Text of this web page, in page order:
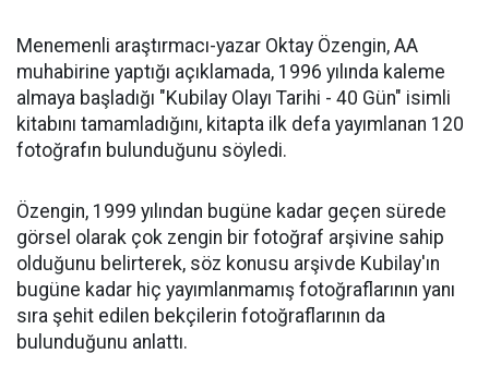
Menemenli araştırmacı-yazar Oktay Özengin, AA
muhabirine yaptığı açıklamada, 1996 yılında kaleme
almaya başladığı "Kubilay Olayı Tarihi - 40 Gün" isimli
kitabını tamamladığını, kitapta ilk defa yayımlanan 120
fotoğrafın bulunduğunu söyledi.
Özengin, 1999 yılından bugüne kadar geçen sürede
görsel olarak çok zengin bir fotoğraf arşivine sahip
olduğunu belirterek, söz konusu arşivde Kubilay'ın
bugüne kadar hiç yayımlanmamış fotoğraflarının yanı
sıra şehit edilen bekçilerin fotoğraflarının da
bulunduğunu anlattı.